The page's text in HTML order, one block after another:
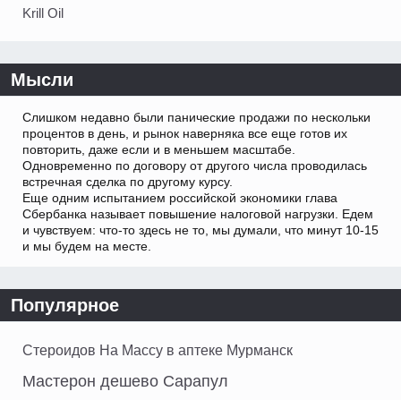
Krill Oil
Мысли
Слишком недавно были панические продажи по нескольки
процентов в день, и рынок наверняка все еще готов их
повторить, даже если и в меньшем масштабе.
Одновременно по договору от другого числа проводилась
встречная сделка по другому курсу.
Еще одним испытанием российской экономики глава
Сбербанка называет повышение налоговой нагрузки. Едем
и чувствуем: что-то здесь не то, мы думали, что минут 10-15
и мы будем на месте.
Популярное
Стероидов На Массу в аптеке Мурманск
Мастерон дешево Сарапул